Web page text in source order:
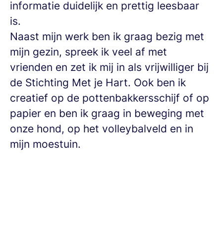
informatie duidelijk en prettig leesbaar
is.
Naast mijn werk ben ik graag bezig met
mijn gezin, spreek ik veel af met
vrienden en zet ik mij in als vrijwilliger bij
de Stichting Met je Hart. Ook ben ik
creatief op de pottenbakkersschijf of op
papier en ben ik graag in beweging met
onze hond, op het volleybalveld en in
mijn moestuin.